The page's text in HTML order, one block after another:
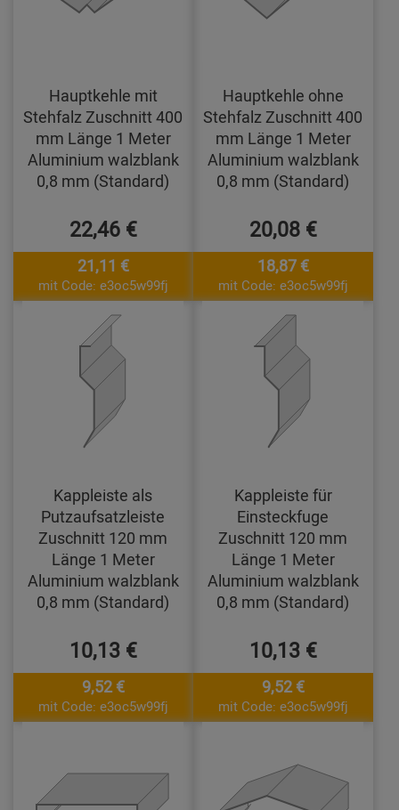
Hauptkehle mit
Stehfalz Zuschnitt 400
mm Länge 1 Meter
Aluminium walzblank
0,8 mm (Standard)
22,46 €
21,11 €
mit Code: e3oc5w99fj
Hauptkehle ohne
Stehfalz Zuschnitt 400
mm Länge 1 Meter
Aluminium walzblank
0,8 mm (Standard)
20,08 €
18,87 €
mit Code: e3oc5w99fj
Kappleiste als
Putzaufsatzleiste
Zuschnitt 120 mm
Länge 1 Meter
Aluminium walzblank
0,8 mm (Standard)
10,13 €
9,52 €
mit Code: e3oc5w99fj
Kappleiste für
Einsteckfuge
Zuschnitt 120 mm
Länge 1 Meter
Aluminium walzblank
0,8 mm (Standard)
10,13 €
9,52 €
mit Code: e3oc5w99fj